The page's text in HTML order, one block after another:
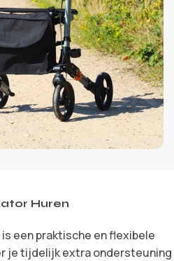
Huren
een praktische en flexibele
je tijdelijk extra ondersteuning